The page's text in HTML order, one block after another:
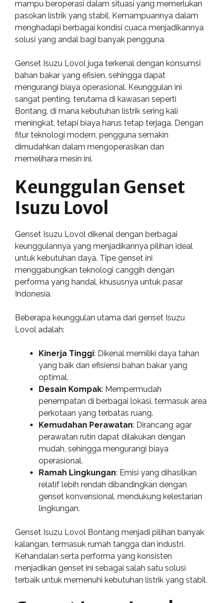
mampu beroperasi dalam situasi yang memerlukan
pasokan listrik yang stabil. Kemampuannya dalam
menghadapi berbagai kondisi cuaca menjadikannya
solusi yang andal bagi banyak pengguna.
Genset Isuzu Lovol juga terkenal dengan konsumsi
bahan bakar yang efisien, sehingga dapat
mengurangi biaya operasional. Keunggulan ini
sangat penting, terutama di kawasan seperti
Bontang, di mana kebutuhan listrik sering kali
meningkat, tetapi biaya harus tetap terjaga. Dengan
fitur teknologi modern, pengguna semakin
dimudahkan dalam mengoperasikan dan
memelihara mesin ini.
Keunggulan Genset
Isuzu Lovol
Genset Isuzu Lovol dikenal dengan berbagai
keunggulannya yang menjadikannya pilihan ideal
untuk kebutuhan daya. Tipe genset ini
menggabungkan teknologi canggih dengan
performa yang handal, khususnya untuk pasar
Indonesia.
Beberapa keunggulan utama dari genset Isuzu
Lovol adalah:
Kinerja Tinggi: Dikenal memiliki daya tahan
yang baik dan efisiensi bahan bakar yang
optimal.
Desain Kompak: Mempermudah
penempatan di berbagai lokasi, termasuk area
perkotaan yang terbatas ruang.
Kemudahan Perawatan: Dirancang agar
perawatan rutin dapat dilakukan dengan
mudah, sehingga mengurangi biaya
operasional.
Ramah Lingkungan: Emisi yang dihasilkan
relatif lebih rendah dibandingkan dengan
genset konvensional, mendukung kelestarian
lingkungan.
Genset Isuzu Lovol Bontang menjadi pilihan banyak
kalangan, termasuk rumah tangga dan industri.
Kehandalan serta performa yang konsisten
menjadikan genset ini sebagai salah satu solusi
terbaik untuk memenuhi kebutuhan listrik yang stabil.